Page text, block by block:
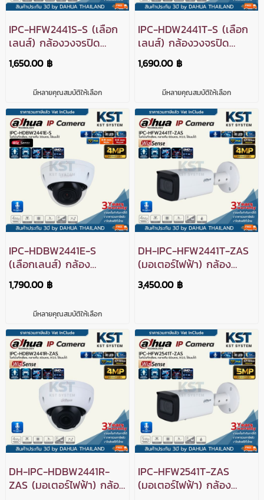
IPC-HFW2441S-S (เลือก
เลนส์) กล้องวงจรปิด
Dahua WizSense IPC
4MP PoE (ไมค์)
1,650.00 ฿
มีหลายคุณสมบัติให้เลือก
IPC-HDW2441T-S (เลือก
เลนส์) กล้องวงจรปิด
Dahua WizSense IPC
4MP PoE (ไมค์)
1,690.00 ฿
มีหลายคุณสมบัติให้เลือก
IPC-HDBW2441E-S
(เลือกเลนส์) กล้อง
วงจรปิด Dahua
WizSense IPC 4MP PoE
1,790.00 ฿
มีหลายคุณสมบัติให้เลือก
DH-IPC-HFW2441T-ZAS
(มอเตอร์ไฟฟ้า) กล้อง
วงจรปิด Dahua
WizSense IPC 4MP PoE
3,450.00 ฿
DH-IPC-HDBW2441R-
ZAS (มอเตอร์ไฟฟ้า) กล้อง
IPC-HFW2541T-ZAS
(มอเตอร์ไฟฟ้า) กล้อง